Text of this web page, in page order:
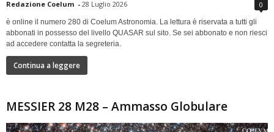
Redazione Coelum - 28 Luglio 2026 0
è online il numero 280 di Coelum Astronomia. La lettura è riservata a tutti gli
abbonati in possesso del livello QUASAR sul sito. Se sei abbonato e non riesci
ad accedere contatta la segreteria.
Continua a leggere
MESSIER 28 M28 – Ammasso Globulare